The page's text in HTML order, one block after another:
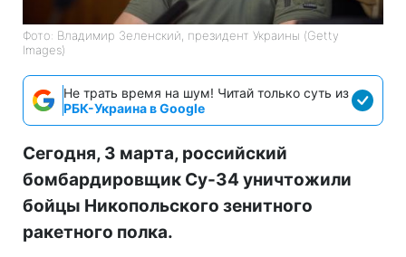
Фото: Владимир Зеленский, президент Украины (Getty
Images)
Не трать время на шум! Читай только суть из
РБК-Украина в Google
Сегодня, 3 марта, российский
бомбардировщик Су-34 уничтожили
бойцы Никопольского зенитного
ракетного полка.